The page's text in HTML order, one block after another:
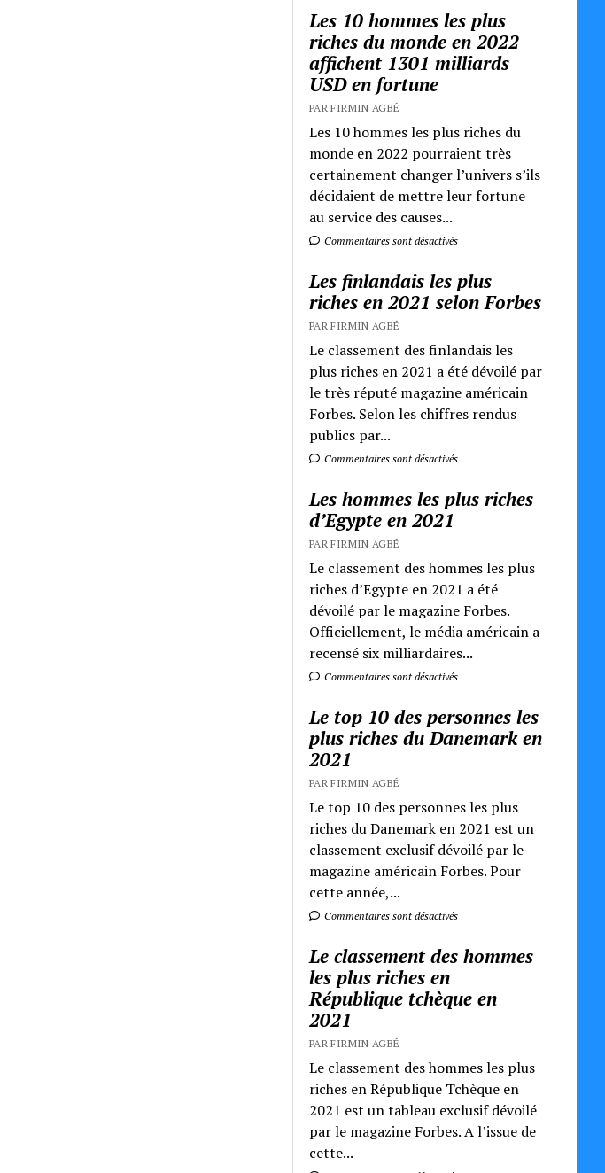
Les 10 hommes les plus
riches du monde en 2022
affichent 1301 milliards
USD en fortune
PAR FIRMIN AGBÉ
Les 10 hommes les plus riches du
monde en 2022 pourraient très
certainement changer l’univers s’ils
décidaient de mettre leur fortune
au service des causes...
Commentaires sont désactivés
Les finlandais les plus
riches en 2021 selon Forbes
PAR FIRMIN AGBÉ
Le classement des finlandais les
plus riches en 2021 a été dévoilé par
le très réputé magazine américain
Forbes. Selon les chiffres rendus
publics par...
Commentaires sont désactivés
Les hommes les plus riches
d’Egypte en 2021
PAR FIRMIN AGBÉ
Le classement des hommes les plus
riches d’Egypte en 2021 a été
dévoilé par le magazine Forbes.
Officiellement, le média américain a
recensé six milliardaires...
Commentaires sont désactivés
Le top 10 des personnes les
plus riches du Danemark en
2021
PAR FIRMIN AGBÉ
Le top 10 des personnes les plus
riches du Danemark en 2021 est un
classement exclusif dévoilé par le
magazine américain Forbes. Pour
cette année,...
Commentaires sont désactivés
Le classement des hommes
les plus riches en
République tchèque en
2021
PAR FIRMIN AGBÉ
Le classement des hommes les plus
riches en République Tchèque en
2021 est un tableau exclusif dévoilé
par le magazine Forbes. A l’issue de
cette...